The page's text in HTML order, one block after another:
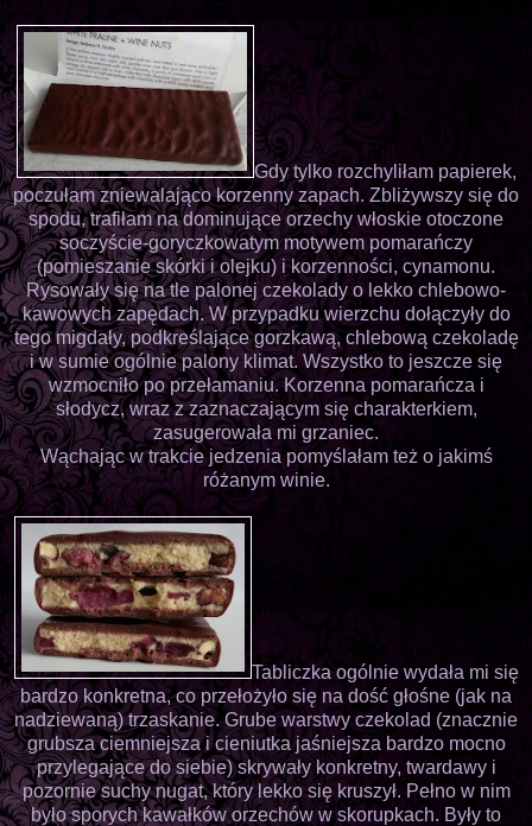
Gdy tylko rozchyliłam papierek,
poczułam zniewalająco korzenny zapach. Zbliżywszy się do
spodu, trafiłam na dominujące orzechy włoskie otoczone
soczyście-goryczkowatym motywem pomarańczy
(pomieszanie skórki i olejku) i korzenności, cynamonu.
Rysowały się na tle palonej czekolady o lekko chlebowo-
kawowych zapędach. W przypadku wierzchu dołączyły do
tego migdały, podkreślające gorzkawą, chlebową czekoladę
i w sumie ogólnie palony klimat. Wszystko to jeszcze się
wzmocniło po przełamaniu. Korzenna pomarańcza i
słodycz, wraz z zaznaczającym się charakterkiem,
zasugerowała mi grzaniec.
Wąchając w trakcie jedzenia pomyślałam też o jakimś
różanym winie.
Tabliczka ogólnie wydała mi się
bardzo konkretna, co przełożyło się na dość głośne (jak na
nadziewaną) trzaskanie. Grube warstwy czekolad (znacznie
grubsza ciemniejsza i cieniutka jaśniejsza bardzo mocno
przylegające do siebie) skrywały konkretny, twardawy i
pozornie suchy nugat, który lekko się kruszył. Pełno w nim
było sporych kawałków orzechów w skorupkach. Były to